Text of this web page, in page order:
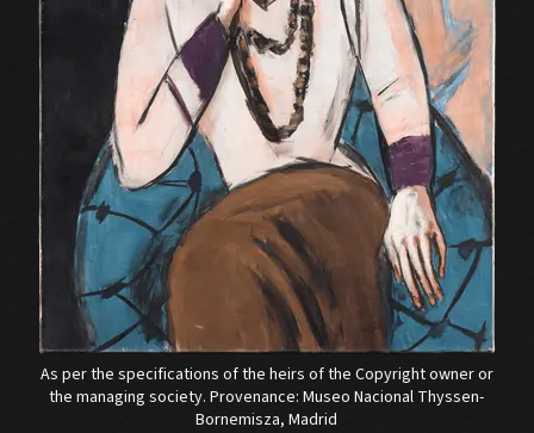
As per the specifications of the heirs of the Copyright owner or
the managing society. Provenance: Museo Nacional Thyssen-
Bornemisza, Madrid